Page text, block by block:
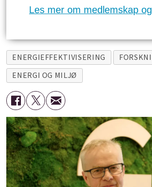
Les mer om medlemskap
ENERGIEFFEKTIVISERING
ENERGI OG MILJØ